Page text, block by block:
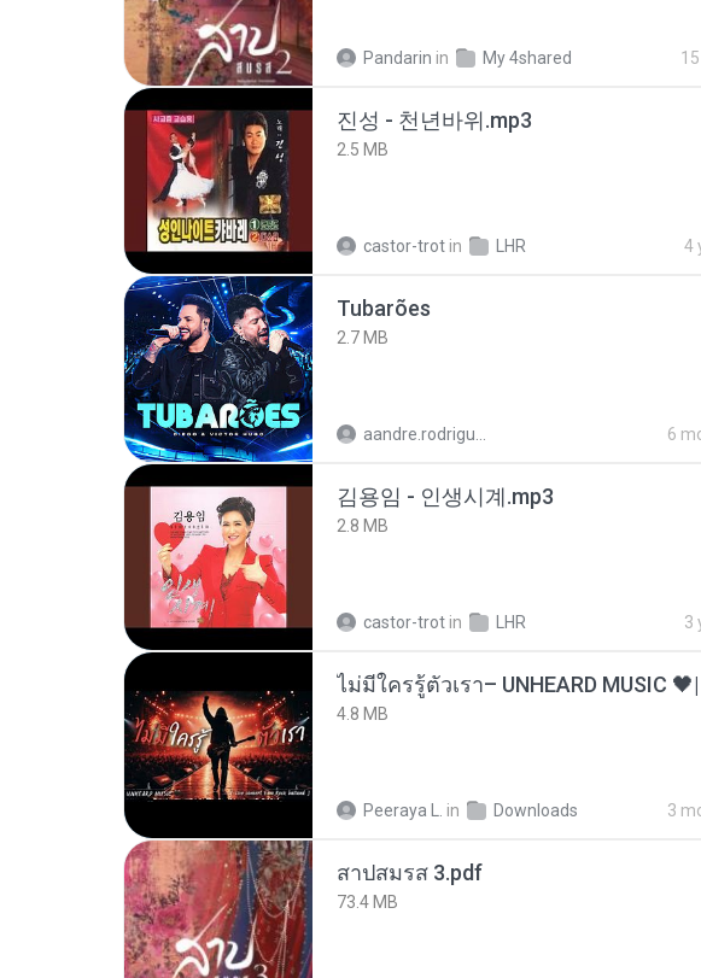
Pandarin in My 4shared
진성 - 천년바위.mp3
2.5 MB
castor-trot in LHR 4
Tubarões
2.7 MB
6
김용임 - 인생시계.mp3
2.8 MB
castor-trot in LHR 3
4.8 MB
Peeraya L. in Downloads 3
สาปสมรส 3.pdf
73.4 MB